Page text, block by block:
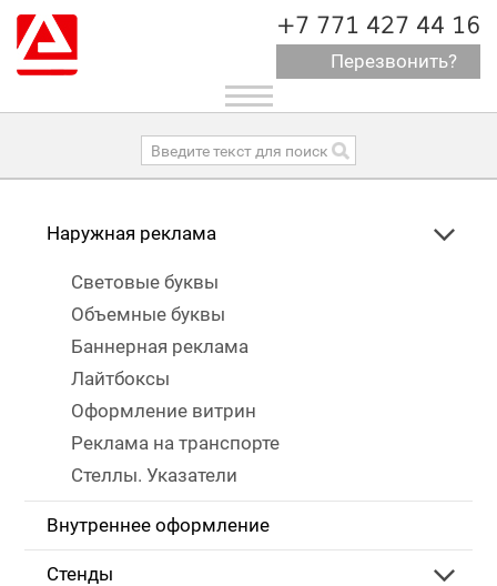
+7 771 427 44 16
Перезвонить?
Toggle
navigation
Наружная реклама
Световые буквы
Объемные буквы
Баннерная реклама
Лайтбоксы
Оформление витрин
Реклама на транспорте
Стеллы. Указатели
Внутреннее оформление
Стенды